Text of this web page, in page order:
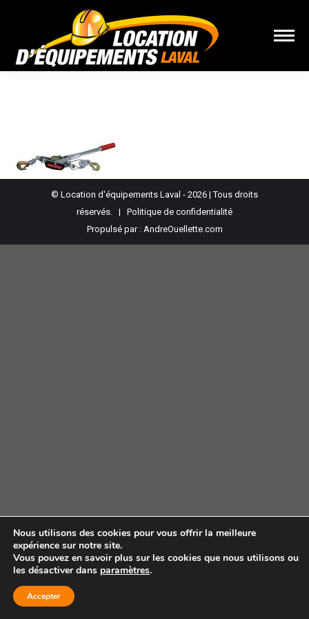
© Location d'équipements Laval - 2026 | Tous droits
réservés. | Politique de confidentialité
Propulsé par : AndreOuellette.com
Nous utilisons des cookies pour vous offrir la meilleure
expérience sur notre site.
Vous pouvez en savoir plus sur les cookies que nous utilisons ou
les désactiver dans paramètres.
Accepter